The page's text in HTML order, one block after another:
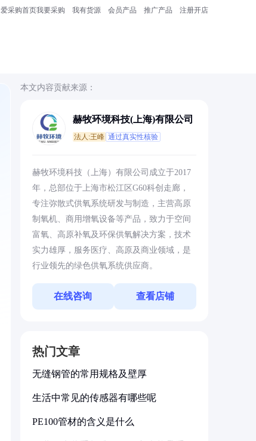
爱采购首页我要采购 我有货源 会员产品 推广产品 注册开店
本文内容贡献来源：
赫牧环境科技(上海)有限公司
法人:王峰 通过真实性核验
赫牧环境科技（上海）有限公司成立于2017
年，总部位于上海市松江区G60科创走廊，
专注弥散式供氧系统研发与制造，主营高原
制氧机、商用增氧设备等产品，致力于空间
富氧、高原补氧及环保供氧解决方案，技术
实力雄厚，服务医疗、高原及商业领域，是
行业领先的绿色供氧系统供应商。
在线咨询 查看店铺
热门文章
无缝钢管的常用规格及壁厚
生活中常见的传感器有哪些呢
PE100管材的含义是什么